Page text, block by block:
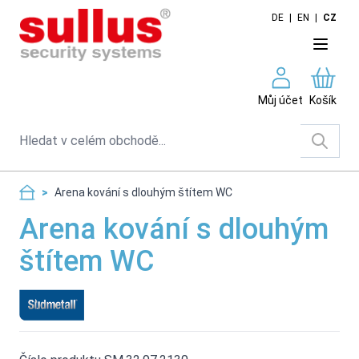
Skip to Content
DE EN CZ
Můj účet Košík
Search
> Arena kování s dlouhým štítem WC
Arena kování s dlouhým
štítem WC